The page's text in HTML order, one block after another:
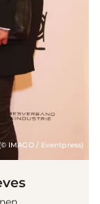
(© IMAGO / Eventpress)